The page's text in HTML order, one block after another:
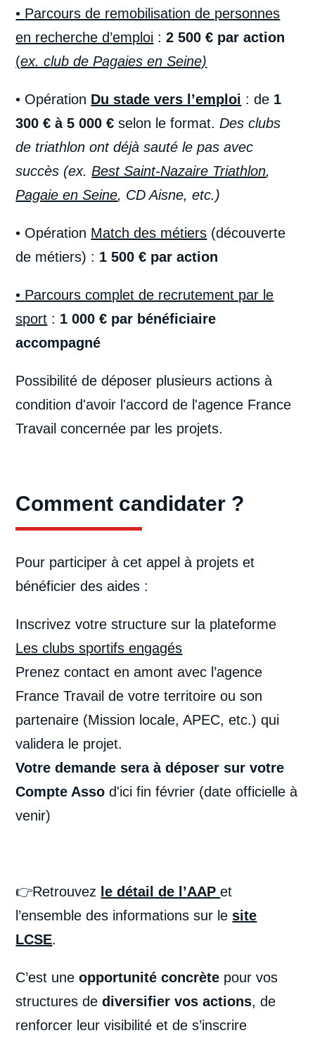
• Parcours de remobilisation de personnes
en recherche d’emploi :2 500 € par action
(ex. club de Pagaies en Seine)
• Opération Du stade vers l’emploi : de 1
300 € à 5 000 € selon le format.Des clubs
de triathlon ont déjà sauté le pas avec
succès (ex.Best Saint-Nazaire Triathlon,
Pagaie en Seine, CD Aisne, etc.)
• Opération Match des métiers (découverte
de métiers) : 1 500 € par action
• Parcours complet de recrutement par le
sport : 1 000 € par bénéficiaire
accompagné
Possibilité de déposer plusieurs actions à
condition d'avoir l'accord de l'agence France
Travail concernée par les projets.
Comment candidater ?
Pour participer à cet appel à projets et
bénéficier des aides :
Inscrivez votre structure sur la plateforme
Les clubs sportifs engagés
Prenez contact en amont avec l’agence
France Travail de votre territoire ou son
partenaire (Mission locale, APEC, etc.) qui
validera le projet.
Votre demande sera à déposer sur votre
Compte Assod'ici fin février (date officielle à
venir)
👉Retrouvez le détail de l’AAPet
’ensemble des informations sur le site
LCSE.
C’est uneopportunité concrète pour vos
structures dediversifier vos actions, de
renforcer leur visibilité et de s’inscrire